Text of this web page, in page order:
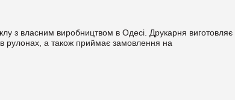
з власним виробництвом в Одесі. Друкарня виготовляє
в рулонах, а також приймає замовлення на